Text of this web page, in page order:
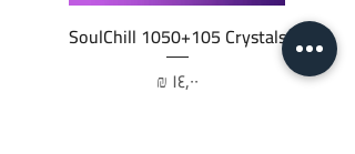
SoulChill 1050+105 Crystals
السعر